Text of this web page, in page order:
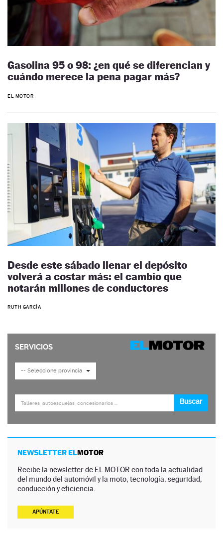
Gasolina 95 o 98: ¿en qué se diferencian y
cuándo merece la pena pagar más?
EL MOTOR
Desde este sábado llenar el depósito
volverá a costar más: el cambio que
notarán millones de conductores
RUTH GARCÍA
NEWSLETTER ELMOTOR
Recibe la newsletter de EL MOTOR con toda la actualidad
del mundo del automóvil y la moto, tecnología, seguridad,
conducción y eficiencia.
APÚNTATE